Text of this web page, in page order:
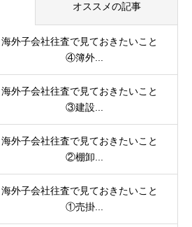
オススメの記事
海外子会社往査で見ておきたいこと
④簿外...
海外子会社往査で見ておきたいこと
③建設...
海外子会社往査で見ておきたいこと
②棚卸...
海外子会社往査で見ておきたいこと
①売掛...